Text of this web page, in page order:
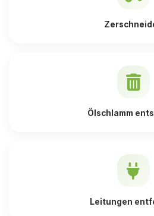
Ölschlamm
Leitungen